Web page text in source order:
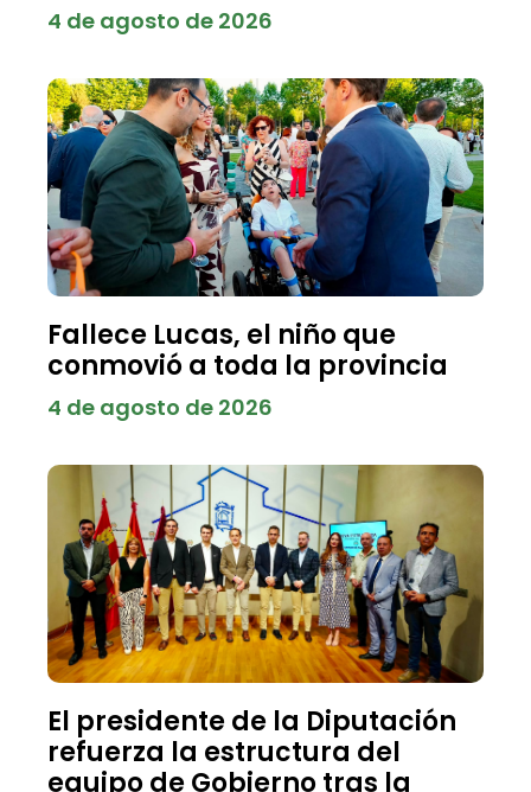
4 de agosto de 2026
Fallece Lucas, el niño que
conmovió a toda la provincia
4 de agosto de 2026
El presidente de la Diputación
refuerza la estructura del
equipo de Gobierno tras la